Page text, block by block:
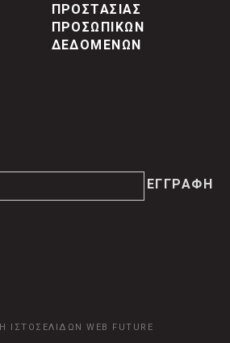
ΠΡΟΣΤΑΣΙΑΣ
ΠΡΟΣΩΠΙΚΩΝ
ΔΕΔΟΜΕΝΩΝ
ΙΣΤΟΣΕΛΙΔΩΝ WEB FUTURE